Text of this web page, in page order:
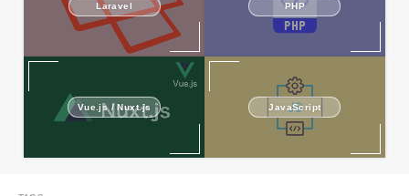
Laravel PHP
Vue.js / Nuxt.js JavaScript